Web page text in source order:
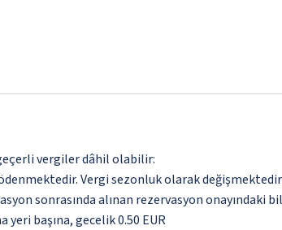
vergiler dâhil olabilir:
Vergi sezonluk olarak
sonrasında alınan rezervasyon
başına, gecelik 0.50 EUR